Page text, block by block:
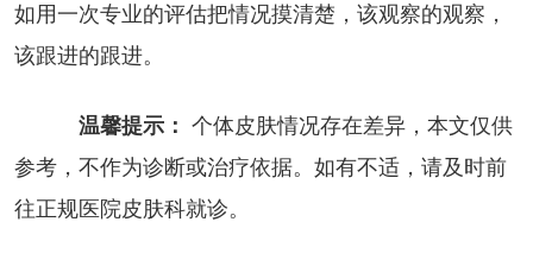
如用一次专业的评估把情况摸清楚，该观察的观察，
该跟进的跟进。
温馨提示： 个体皮肤情况存在差异，本文仅供
参考，不作为诊断或治疗依据。如有不适，请及时前
往正规医院皮肤科就诊。